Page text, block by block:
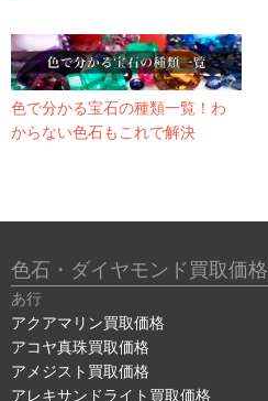
色で分かる宝石の種類一覧！わ
からない色石もこれで解決
色石・ダイヤモンド買取価格
あ行
アクアマリン買取価格
アコヤ真珠買取価格
アメジスト買取価格
アレキサンドライト買取価格